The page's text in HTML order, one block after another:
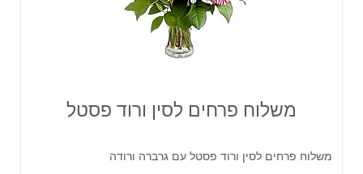
משלוח פרחים לסין ורוד פסטל
משלוח פרחים לסין ורוד פסטל עם גרברה ורודה